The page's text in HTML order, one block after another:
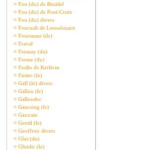
¤ Fou (du) de Bezidel
¤ Fou (du) de Pont-Croix
¤ Fou (du) divers
¤ Foucault de Lesoulouarn
¤ Fouesnant (de)
¤ Fraval
¤ Fresnay (du)
¤ Fresne (du)
¤ Frollo de Kerlivio
¤ Fustec (le)
¤ Gall (le) divers
¤ Gallou (le)
¤ Galloudec
¤ Gascoing (le)
¤ Gauvain
¤ Gentil (le)
¤ Geoffroy divers
¤ Glas (du)
¤ Gluidic (le)